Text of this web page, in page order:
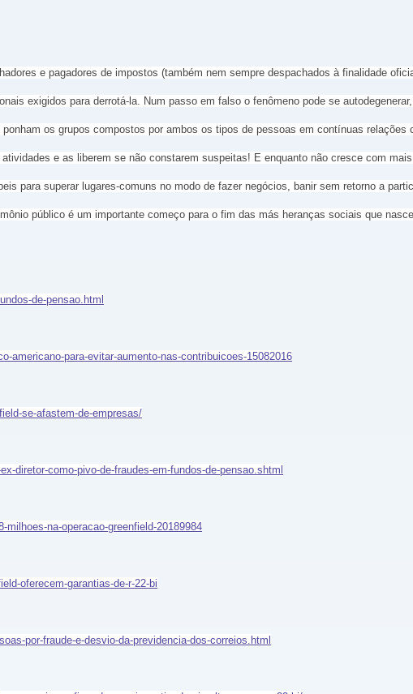
e pagadores de impostos (também nem sempre despachados à finalidade
exigidos para derrotá-la. Num passo em falso o fenômeno pode se
os grupos compostos por ambos os tipos de pessoas em contínuas
e as liberem se não constarem suspeitas! E enquanto não cresce com
para superar lugares-comuns no modo de fazer negócios, banir sem retorno a
público é um importante começo para o fim das más heranças sociais que
de-pensao.html
americano-para-evitar-aumento-nas-contribuicoes-15082016
se-afastem-de-empresas/
diretor-como-pivo-de-fraudes-em-fundos-de-pensao.shtml
na-operacao-greenfield-20189984
oferecem-garantias-de-r-22-bi
por-fraude-e-desvio-da-previdencia-dos-correios.html